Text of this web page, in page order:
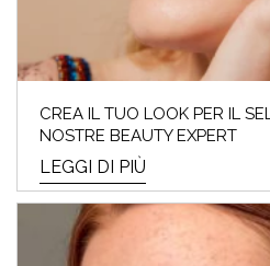
CREA IL TUO LOOK PER IL
NOSTRE BEAUTY EXPERT
LEGGI DI PIÙ